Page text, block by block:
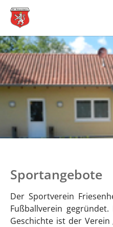
Zum Hauptinhalt springen
STARTSEITE
SV FRIESENHEIM
SPORTANGEBOTE
KONTAKT
TERMINE
Sportangebote
Der Sportverein
Fußballverein
Geschichte ist der